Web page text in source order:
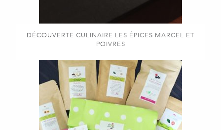
DÉCOUVERTE CULINAIRE LES ÉPICES MARCEL ET
POIVRES